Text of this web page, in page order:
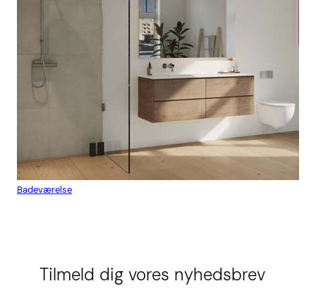
Badeværelse
Tilmeld dig vores nyhedsbrev